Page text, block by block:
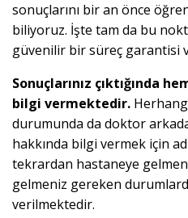
sonuçlarını bir an önce
biliyoruz. İşte tam da bu
güvenilir bir süreç garantisi
Sonuçlarınız çıktığında
bilgi vermektedir.
durumunda da doktor
hakkında bilgi vermek için
tekrardan hastaneye
gelmeniz gereken
verilmektedir.